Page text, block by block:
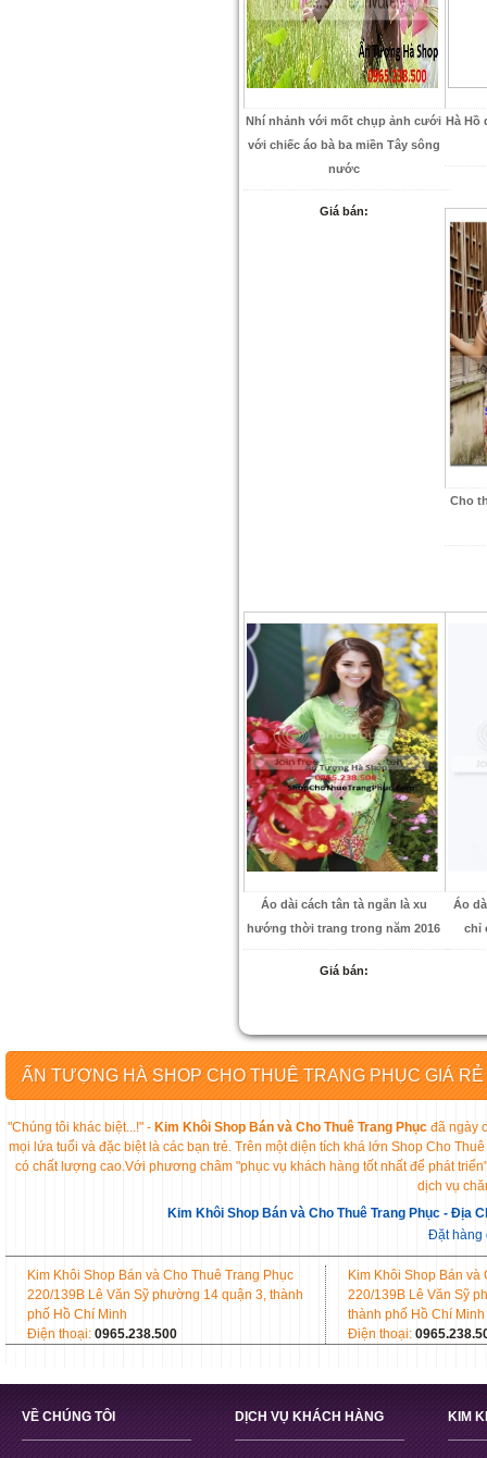
Nhí nhảnh với mốt chụp ảnh cưới
với chiếc áo bà ba miền Tây sông
nước
Giá bán:
Hà Hồ
Cho
Áo dài cách tân tà ngắn là xu
hướng thời trang trong năm 2016
Giá bán:
Áo
chỉ
ẤN TƯỢNG HÀ SHOP CHO THUÊ TRANG PHỤC GIÁ
"Chúng tôi khác biệt...!" - Kim Khôi Shop Bán và Cho Thuê Trang Phục đã ngày
mọi lứa tuổi và đặc biệt là các bạn trẻ. Trên một diện tích khá lớn Shop Cho
có chất lượng cao.Với phương châm "phục vụ khách hàng tốt nhất để phát
dịch vụ
Kim Khôi Shop Bán và Cho Thuê Trang Phục - Địa
Đặt hàng
Kim Khôi Shop Bán và Cho Thuê Trang Phục
220/139B Lê Văn Sỹ phường 14 quận 3, thành
phố Hồ Chí Minh
Điện thoại: 0965.238.500
Kim Khôi Shop Bán và
220/139B Lê Văn Sỹ
thành phố Hồ Chí Minh
Điện thoại:
VỀ CHÚNG TÔI DỊCH VỤ KHÁCH HÀNG KIM